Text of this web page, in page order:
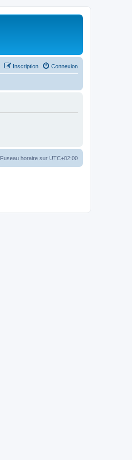
Connexion
Inscription
Fuseau horaire sur UTC+02:00